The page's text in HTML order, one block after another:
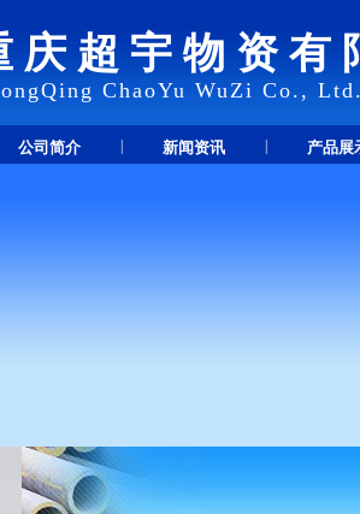
庆超宇物资有
ChaoYu WuZi Co.,
公司简介 新闻资讯 产品展